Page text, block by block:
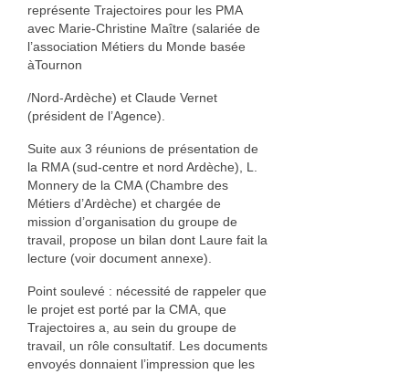
Florance Russo
Aurelia Westray
Atelier POIEMA
Bénédam Création
Bernard Moulin
Cadet Or Création
Claude Vernet
Nadia Plantier
représente Trajectoires pour les PMA
avec Marie-Christine Maître (salariée de
l’association Métiers du Monde basée
àTournon
/Nord-Ardèche) et Claude Vernet
(président de l’Agence).
Suite aux 3 réunions de présentation de
la RMA (sud-centre et nord Ardèche), L.
Monnery de la CMA (Chambre des
Métiers d’Ardèche) et chargée de
mission d’organisation du groupe de
travail, propose un bilan dont Laure fait la
lecture (voir document annexe).
Point soulevé : nécessité de rappeler que
le projet est porté par la CMA, que
Trajectoires a, au sein du groupe de
travail, un rôle consultatif. Les documents
envoyés donnaient l’impression que les